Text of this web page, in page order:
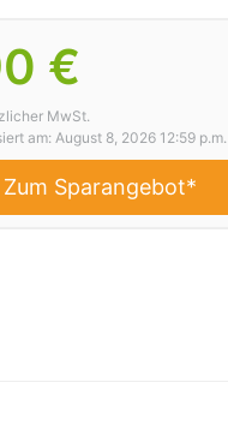
€
MwSt.
am: August 8, 2026 12:59 p.m.
Zum Sparangebot*